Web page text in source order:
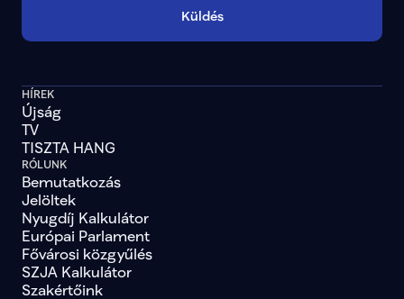
Küldés
HÍREK
Újság
TV
TISZTA HANG
RÓLUNK
Bemutatkozás
Jelöltek
Nyugdíj Kalkulátor
Európai Parlament
Fővárosi közgyűlés
SZJA Kalkulátor
Szakértőink